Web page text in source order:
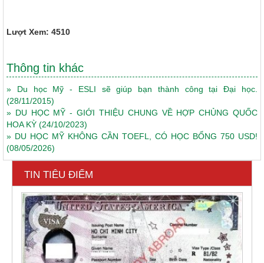
Lượt Xem: 4510
Thông tin khác
» Du học Mỹ - ESLI sẽ giúp bạn thành công tại Đại học.
(28/11/2015)
» DU HỌC MỸ - GIỚI THIỆU CHUNG VỀ HỢP CHỦNG QUỐC
HOA KỲ (24/10/2023)
» DU HỌC MỸ KHÔNG CẦN TOEFL, CÓ HỌC BỔNG 750 USD!
(08/05/2026)
TIN TIÊU ĐIỂM